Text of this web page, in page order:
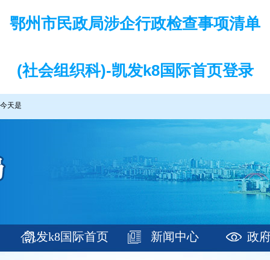
鄂州市民政局涉企行政检查事项清单
(社会组织科)-凯发k8国际首页登录
今天是
凯发k8国际首页 新闻中心 政